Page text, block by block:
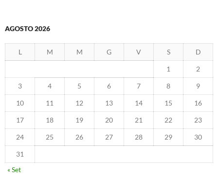
AGOSTO 2026
L M M G V S D
1 2
3 4 5 6 7 8 9
10 11 12 13 14 15 16
17 18 19 20 21 22 23
24 25 26 27 28 29 30
31
« Set